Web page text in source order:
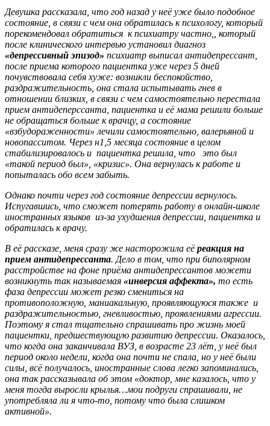
Девушка рассказала, что год назад у неё уже было подобное
состояние, в связи с чем она обратилась к психологу, который
порекомендовал обратиться к психиатру частно,, который
после клинического интервью установил диагноз
«депрессивный эпизод» психиатр выписал антидепрессант,
после приема которого пациентка уже через 5 дней
почувствовала себя хуже: возникли беспокойство,
раздражительность, она стала испытывать гнев в
отношении близких, в связи с чем самостоятельно перестала
прием антидеперссанта, пациентка и её мама решили больше
не обращаться больше к врачцу, а состояние
«взбудораженности» лечили самостоятельно, валерьяной и
новопасситом. Через н1,5 месяца состояние в целом
стабилизировалось и пациентка решила, что это был
«такой период был», «кризис». Она вернулась к работе и
попыталась обо всем забыть.
Однако почти через год состояние депрессии вернулось.
Испугавшись, что сможет потерять работу в онлайн-школе
иностранных языков из-за ухудшения депрессии, пациентка и
обратилась к врачу.
В её рассказе, меня сразу же насторожила еёреакция на
прием антидепрессанта. Дело в том, что при биполярном
расстройстве на фоне приёма антидепрессантов можети
возникнуть так называемая «инверсия аффекта», то есть
фаза депрессии может резко смениться на
противоположную, маниакальную, проявляющуюся также и
раздражительностью, гневливостью, проявлениями агрессии.
Поэтому я стал тщательно спрашивать про жизнь моей
пациентки, предшествующую развитию депрессии. Оказалось,
что когда она заканчивала ВУЗ, в возрасте 23 лёт, у неё был
период около недели, когда она почти не спала, но у неё были
силы, всё получалось, иностранные слова легко запоминались,
она так рассказывала об этом «доктор, мне казалось, что у
меня тогда выросли крылья…мои подруги спрашивали, не
употребляла ли я что-то, потому что была слишком
активной».